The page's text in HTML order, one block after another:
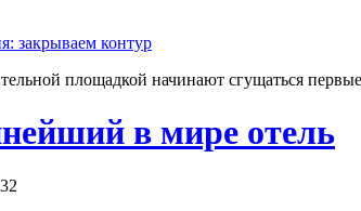
площадкой начинают сгущаться
в мире отель